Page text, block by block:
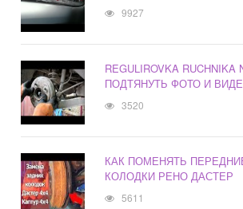
9927
REGULIROVKA
ПОДТЯНУТЬ ФОТО И
3520
КАК ПОМЕНЯТЬ
КОЛОДКИ РЕНО ДАСТЕР
5611